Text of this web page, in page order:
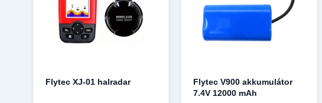
Flytec XJ-01 halradar
Flytec V900 akkumulátor
7.4V 12000 mAh